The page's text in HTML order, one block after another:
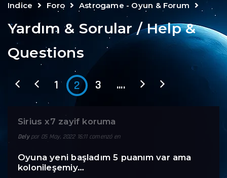
Indice Foro Astrogame - Oyun & Forum
Yardım & Sorular / Help &
Questions
1 2 3 ....
Sirius x7 zayif koruma
Delypor 05 May, 2022 16:11 comenzó en
Oyuna yeni başladım 5 puanım var ama
kolonileşemiy…